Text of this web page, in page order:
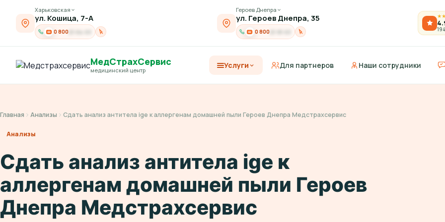
Харьковская
ул. Кошица, 7-А
0 800
Героев Днепра
ул. Героев Днепра, 35
0 80021-91-03
★
МедСтрахСервис
медицинский центр
Услуги Для партнеров Наши сотрудники
Главная Анализы Сдать анализ антитела ige к аллергенам домашней пыли Героев Днепра Медстрахсервис
Анализы
Сдать анализ антитела ige к
аллергенам домашней пыли Героев
Днепра Медстрахсервис